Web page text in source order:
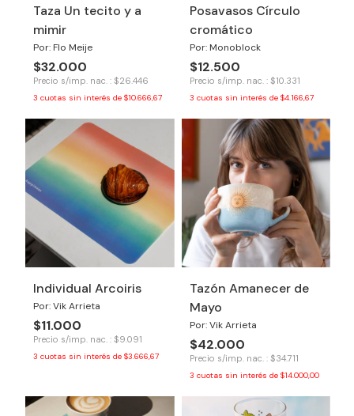
Taza Un tecito y a
mimir
Por: Flo Meije
$32.000
Precio s/imp. nac. : $26.446
3 cuotas sin interés de $10.666,67
Posavasos Círculo
cromático
Por: Monoblock
$12.500
Precio s/imp. nac. : $10.331
3 cuotas sin interés de $4.166,67
Individual Arcoiris
Por: Vik Arrieta
$11.000
Precio s/imp. nac. : $9.091
3 cuotas sin interés de $3.666,67
Tazón Amanecer de
Mayo
Por: Vik Arrieta
$42.000
Precio s/imp. nac. : $34.711
3 cuotas sin interés de $14.000,00